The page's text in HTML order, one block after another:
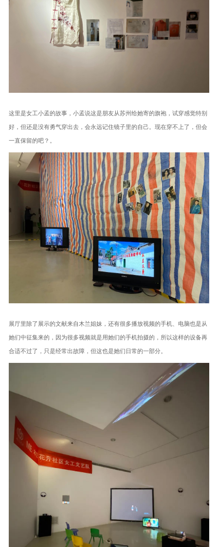
这里是女工小孟的故事，小孟说这是朋友从苏州给她寄的旗袍，试穿感觉特别
好，但还是没有勇气穿出去，会永远记住镜子里的自己。现在穿不上了，但会
一直保留的吧？。
展厅里除了展示的文献来自木兰姐妹，还有很多播放视频的手机、电脑也是从
她们中征集来的，因为很多视频就是用她们的手机拍摄的，所以这样的设备再
合适不过了，只是经常出故障，但这也是她们日常的一部分。